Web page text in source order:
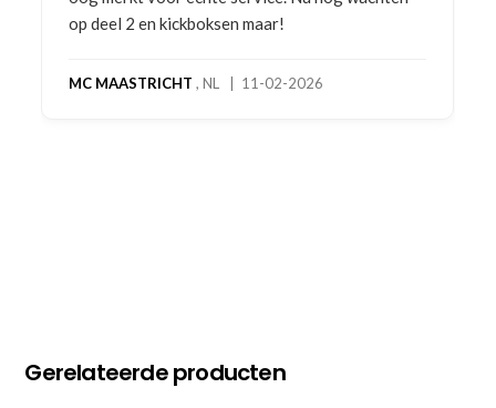
op deel 2 en kickboksen maar!
MC MAASTRICHT , NL | 11-02-2026
Gerelateerde producten